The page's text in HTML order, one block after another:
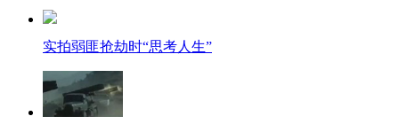
实拍弱匪抢劫时“思考人生”